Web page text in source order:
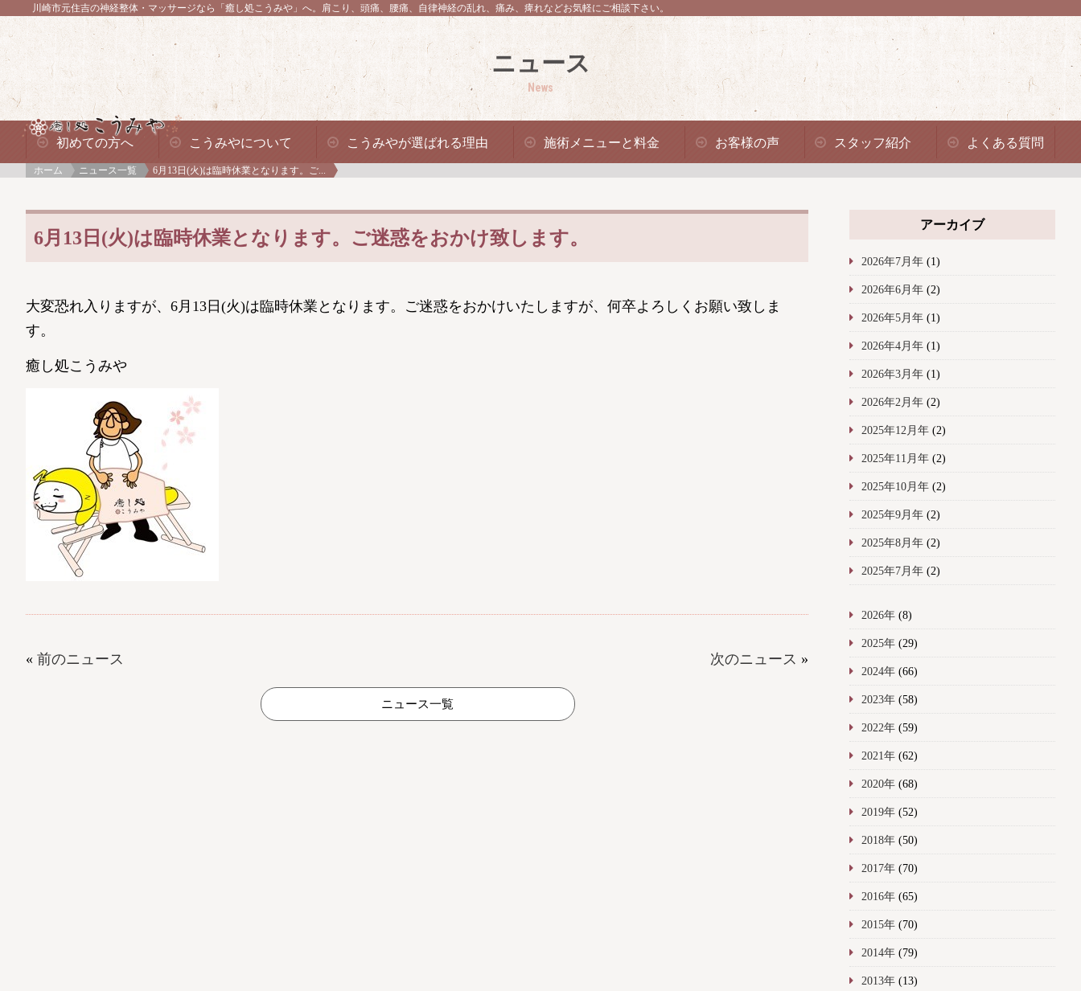
川崎市元住吉の神経整体・マッサージなら「癒し処こうみや」へ。 肩こり、頭痛、腰痛、自律神経の乱れ、痛み、痺れなどお気軽にご相談下さい。
ニュース
News
初めての方へ こうみやについて こうみやが選ばれる理由 施術メニューと料金 お客様の声 スタッフ紹介 よくある質問
ホーム ニュース一覧 6月13日(火)は臨時休業となります。ご...
6月13日(火)は臨時休業となります。ご迷惑をおかけ致します。
大変恐れ入りますが、6月13日(火)は臨時休業となります。ご迷惑をおかけいたしますが、何卒よろしくお願い致しま
す。
癒し処こうみや
« 前のニュース 次のニュース »
ニュース一覧
アーカイブ
2026年7月年(1)
2026年6月年(2)
2026年5月年(1)
2026年4月年(1)
2026年3月年(1)
2026年2月年(2)
2025年12月年(2)
2025年11月年(2)
2025年10月年(2)
2025年9月年(2)
2025年8月年(2)
2025年7月年(2)
2026年(8)
2025年(29)
2024年(66)
2023年(58)
2022年(59)
2021年(62)
2020年(68)
2019年(52)
2018年(50)
2017年(70)
2016年(65)
2015年(70)
2014年(79)
2013年(13)